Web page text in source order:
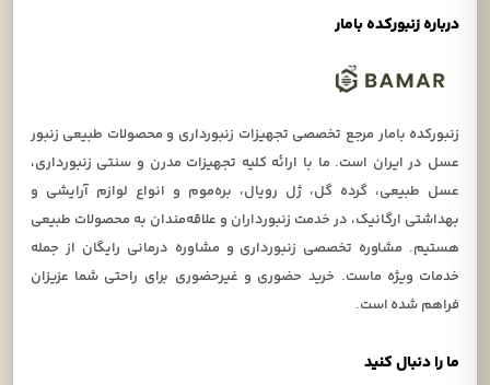
ما را دنبال کنید
درباره زنبورکده بامار
زنبورکده بامار مرجع تخصصی تجهیزات زنبورداری و محصولات طبیعی زنبور
عسل در ایران است. ما با ارائه کلیه تجهیزات مدرن و سنتی زنبورداری،
عسل طبیعی، گرده گل، ژل رویال، بره‌موم و انواع لوازم آرایشی و
بهداشتی ارگانیک، در خدمت زنبورداران و علاقه‌مندان به محصولات طبیعی
هستیم. مشاوره تخصصی زنبورداری و مشاوره درمانی رایگان از جمله
خدمات ویژه ماست. خرید حضوری و غیرحضوری برای راحتی شما عزیزان
فراهم شده است.